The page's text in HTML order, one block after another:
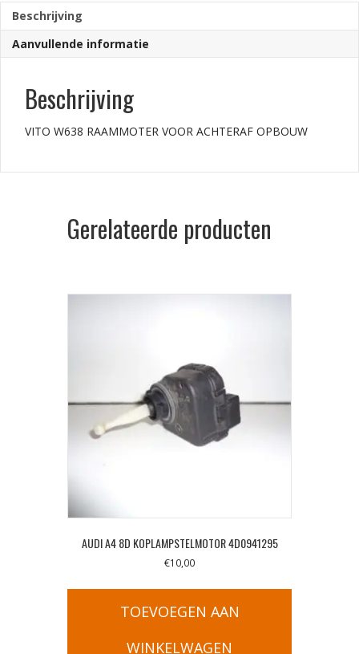
Beschrijving
Aanvullende informatie
Beschrijving
VITO W638 RAAMMOTER VOOR ACHTERAF OPBOUW
Gerelateerde producten
AUDI A4 8D KOPLAMPSTELMOTOR 4D0941295
€10,00
TOEVOEGEN AAN
WINKELWAGEN